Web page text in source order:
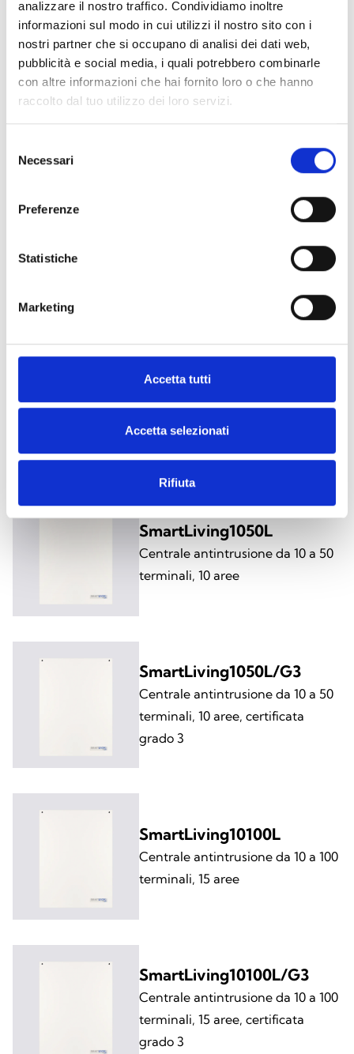
analizzare il nostro traffico. Condividiamo inoltre
informazioni sul modo in cui utilizzi il nostro sito con i
nostri partner che si occupano di analisi dei dati web,
pubblicità e social media, i quali potrebbero combinarle
con altre informazioni che hai fornito loro o che hanno
raccolto dal tuo utilizzo dei loro servizi.
delNecessari
Preferenze
Statistiche
Marketing
Accetta tutti
Accetta selezionati
Rifiuta
SmartLiving515
Centrale antintrusione da 5 a 15
terminali, 5 aree
Centrale antintrusione da 10 a 50
terminali, 10 aree, certificata
grado 3
SmartLiving1050L
Centrale antintrusione da 10 a 50
terminali, 10 aree
SmartLiving1050L/G3
Centrale antintrusione da 10 a 50
terminali, 10 aree, certificata
grado 3
SmartLiving10100L
Centrale antintrusione da 10 a 100
terminali, 15 aree
SmartLiving10100L/G3
Centrale antintrusione da 10 a 100
terminali, 15 aree, certificata
grado 3